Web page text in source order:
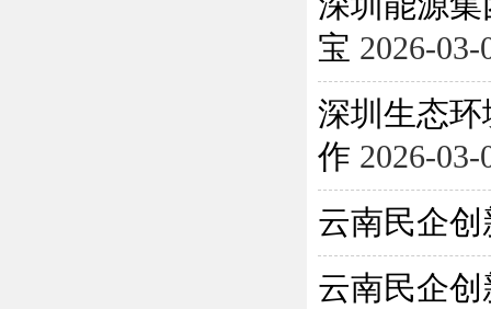
宝 2026-03-
深圳生态
作 2026-03-
云南民企
云南民企